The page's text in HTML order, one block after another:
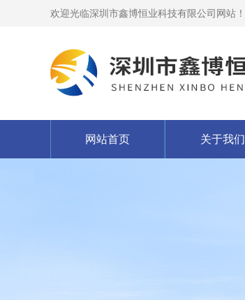
欢迎光临深圳市鑫博恒业科技有限公司网站！
网站首页 关于我们